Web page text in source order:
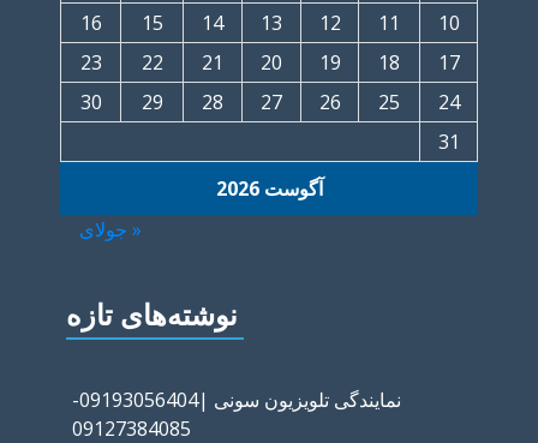
آگوست 2026
10
11
12
13
14
15
16
17
18
19
20
21
22
23
24
25
26
27
28
29
30
31
« جولای
نوشته‌های تازه
نمایندگی تلویزیون سونی |09193056404-
09127384085